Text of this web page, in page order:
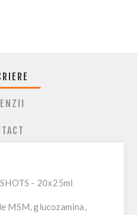
- 20x25ml
MSM, glucozamina,